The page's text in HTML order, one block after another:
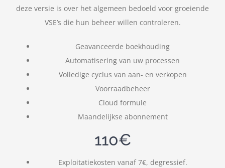
deze versie is over het algemeen bedoeld voor groeiende
VSE’s die hun beheer willen controleren.
Geavanceerde boekhouding
Automatisering van uw processen
Volledige cyclus van aan- en verkopen
Voorraadbeheer
Cloud formule
Maandelijkse abonnement
110€
Exploitatiekosten vanaf 7€, degressief.